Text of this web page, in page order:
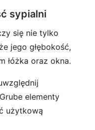
sypialni
się nie tylko
jego głębokość,
łóżka oraz okna.
elementy
użytkową